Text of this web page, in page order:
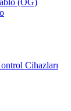
(OG)
Cihazları